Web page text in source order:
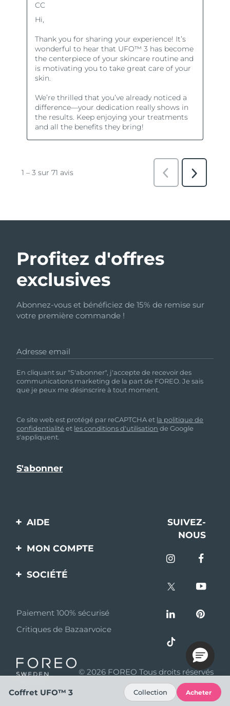
Profitez d'offres
exclusives
Abonnez-vous et bénéficiez de 15% de remise sur
votre première commande !
Adresse email
En cliquant sur "S'abonner", j'accepte de recevoir des
communications marketing de la part de FOREO. Je sais
que je peux me désinscrire à tout moment.
Ce site web est protégé par reCAPTCHA et la politique de
confidentialité et les conditions d'utilisation de Google
s'appliquent.
AIDE
Contactez-nous
livraisons
Questions et réponses
Informations sur la
SUIVEZ-
NOUS
MON COMPTE
Enregistrement produit
SOCIÉTÉ
Programme d’affiliation
Nouvelles d'affiliation
Partenaires
Paiement 100% sécurisé
Critiques de Bazaarvoice
© 2026 FOREO Tous droits réservés
Coffret UFO™ 3 Collection Acheter